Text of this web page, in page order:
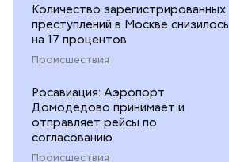
Количество зарегистрированных
преступлений в Москве снизилось
на 17 процентов
Происшествия
Росавиация: Аэропорт
Домодедово принимает и
отправляет рейсы по
согласованию
Происшествия